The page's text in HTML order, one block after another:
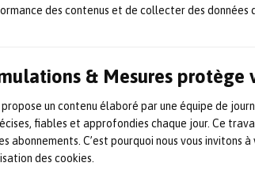
des contenus et de collecter des données
& Mesures
un contenu élaboré par une équipe de
fiables et approfondies chaque jour. Ce
abonnements. C’est pourquoi nous vous invitons
des cookies.
de surface ou de la résistance
de production, ils sont gages
industriel toujours plus
de la production pour tendre au
entreprises de la mesure,